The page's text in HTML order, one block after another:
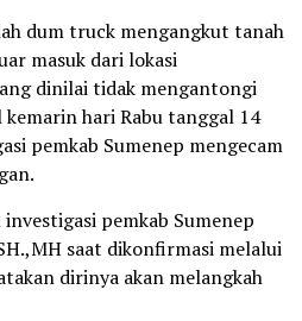
dum truck mengangkut tanah
masuk dari lokasi
dinilai tidak mengantongi
hari Rabu tanggal 14
pemkab Sumenep mengecam
pemkab Sumenep
saat dikonfirmasi melalui
dirinya akan melangkah